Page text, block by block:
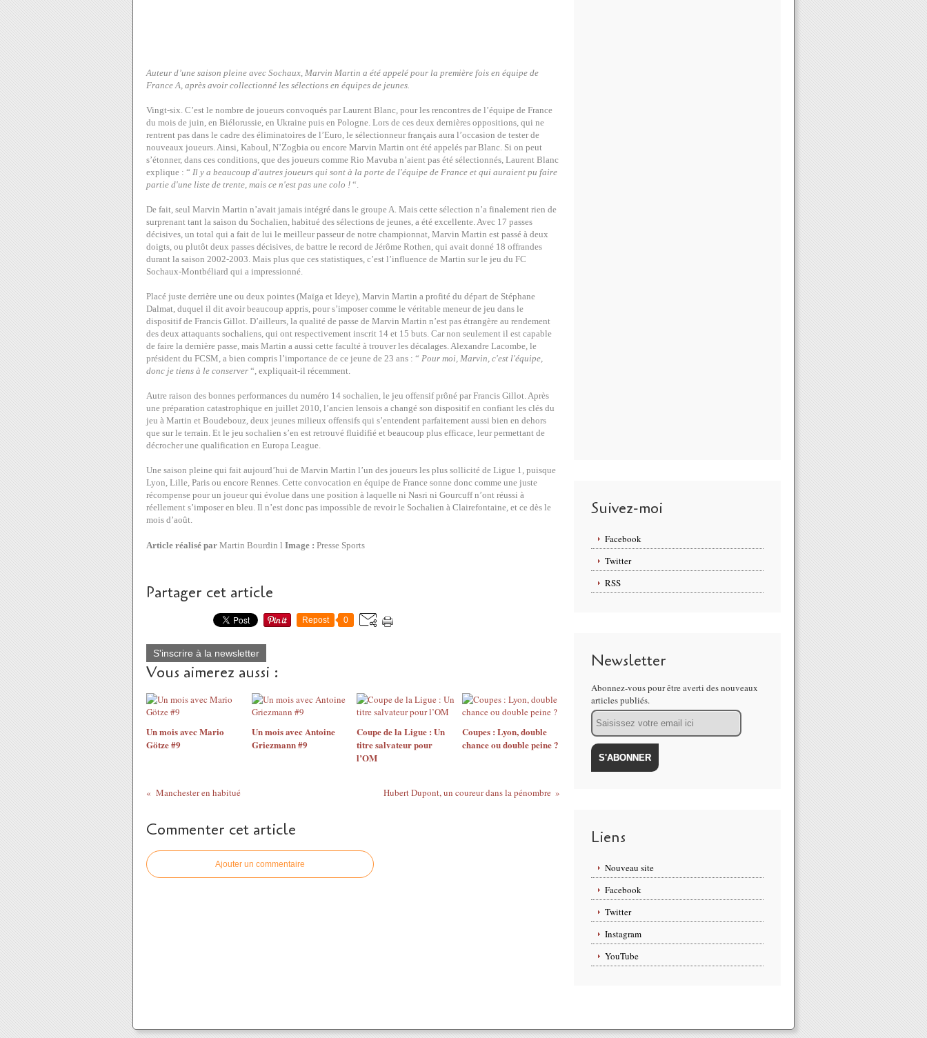
Auteur d’une saison pleine avec Sochaux, Marvin Martin a été appelé pour la première fois en équipe de
France A, après avoir collectionné les sélections en équipes de jeunes.
Vingt-six. C’est le nombre de joueurs convoqués par Laurent Blanc, pour les rencontres de l’équipe de France
du mois de juin, en Biélorussie, en Ukraine puis en Pologne. Lors de ces deux dernières oppositions, qui ne
rentrent pas dans le cadre des éliminatoires de l’Euro, le sélectionneur français aura l’occasion de tester de
nouveaux joueurs. Ainsi, Kaboul, N’Zogbia ou encore Marvin Martin ont été appelés par Blanc. Si on peut
s’étonner, dans ces conditions, que des joueurs comme Rio Mavuba n’aient pas été sélectionnés, Laurent Blanc
explique : “ Il y a beaucoup d'autres joueurs qui sont à la porte de l'équipe de France et qui auraient pu faire
partie d'une liste de trente, mais ce n'est pas une colo ! “.
De fait, seul Marvin Martin n’avait jamais intégré dans le groupe A. Mais cette sélection n’a finalement rien de
surprenant tant la saison du Sochalien, habitué des sélections de jeunes, a été excellente. Avec 17 passes
décisives, un total qui a fait de lui le meilleur passeur de notre championnat, Marvin Martin est passé à deux
doigts, ou plutôt deux passes décisives, de battre le record de Jérôme Rothen, qui avait donné 18 offrandes
durant la saison 2002-2003. Mais plus que ces statistiques, c’est l’influence de Martin sur le jeu du FC
Sochaux-Montbéliard qui a impressionné.
Placé juste derrière une ou deux pointes (Maïga et Ideye), Marvin Martin a profité du départ de Stéphane
Dalmat, duquel il dit avoir beaucoup appris, pour s’imposer comme le véritable meneur de jeu dans le
dispositif de Francis Gillot. D’ailleurs, la qualité de passe de Marvin Martin n’est pas étrangère au rendement
des deux attaquants sochaliens, qui ont respectivement inscrit 14 et 15 buts. Car non seulement il est capable
de faire la dernière passe, mais Martin a aussi cette faculté à trouver les décalages. Alexandre Lacombe, le
président du FCSM, a bien compris l’importance de ce jeune de 23 ans : “ Pour moi, Marvin, c'est l'équipe,
donc je tiens à le conserver “, expliquait-il récemment.
Autre raison des bonnes performances du numéro 14 sochalien, le jeu offensif prôné par Francis Gillot. Après
une préparation catastrophique en juillet 2010, l’ancien lensois a changé son dispositif en confiant les clés du
jeu à Martin et Boudebouz, deux jeunes milieux offensifs qui s’entendent parfaitement aussi bien en dehors
que sur le terrain. Et le jeu sochalien s’en est retrouvé fluidifié et beaucoup plus efficace, leur permettant de
décrocher une qualification en Europa League.
Une saison pleine qui fait aujourd’hui de Marvin Martin l’un des joueurs les plus sollicité de Ligue 1, puisque
Lyon, Lille, Paris ou encore Rennes. Cette convocation en équipe de France sonne donc comme une juste
récompense pour un joueur qui évolue dans une position à laquelle ni Nasri ni Gourcuff n’ont réussi à
réellement s’imposer en bleu. Il n’est donc pas impossible de revoir le Sochalien à Clairefontaine, et ce dès le
mois d’août.
Article réalisé par Martin Bourdin l Image : Presse Sports
Partager cet article
Repost 0
S'inscrire à la newsletter
Vous aimerez aussi :
Un mois avec Mario
Götze #9
Un mois avec Antoine
Griezmann #9
Coupe de la Ligue : Un
titre salvateur pour
l’OM
Coupes : Lyon, double
chance ou double peine ?
Manchester en habitué Hubert Dupont, un coureur dans la pénombre
Commenter cet article
Ajouter un commentaire
Suivez-moi
Facebook
Twitter
RSS
Newsletter
Abonnez-vous pour être averti des nouveaux
articles publiés.
Email
Liens
Nouveau site
Facebook
Twitter
Instagram
YouTube